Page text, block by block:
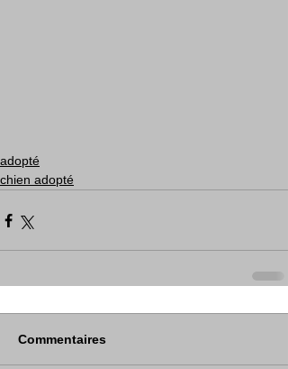
adopté
chien adopté
Commentaires